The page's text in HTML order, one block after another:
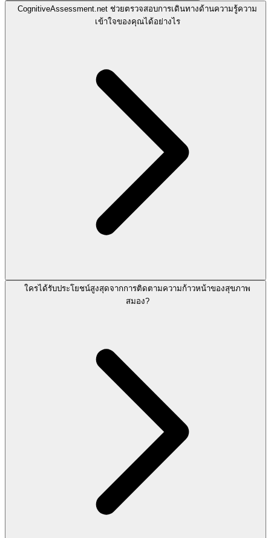
CognitiveAssessment.net ช่วยตรวจสอบการเดินทางด้านความรู้ความ
เข้าใจของคุณได้อย่างไร
ใครได้รับประโยชน์สูงสุดจากการติดตามความก้าวหน้าของสุขภาพ
สมอง?